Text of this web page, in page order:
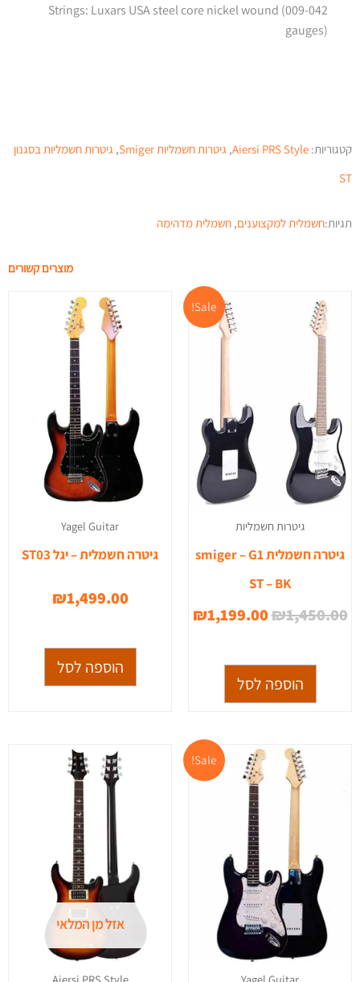
Strings: Luxars USA steel core nickel wound (009-042
gauges)
קטגוריות: Aiersi PRS Style
, גיטרות חשמליות Smiger , גיטרות חשמליות בסגנון
ST
תגיות:חשמלית למקצוענים, חשמלית מדהימה
מוצרים קשורים
Sale!
גיטרות חשמליות
גיטרה חשמלית smiger – G1
ST – BK
₪1,450.00
המחיר
המקורי
₪1,199.00
המחיר
הנוכחי
הוספה לסל
Yagel Guitar
גיטרה חשמלית – יגל ST03
₪1,499.00
הוספה לסל
Sale! המחיר
המקורי
היה:
₪1,299.00.
המחיר
הנוכחי
אזל מן המלאי